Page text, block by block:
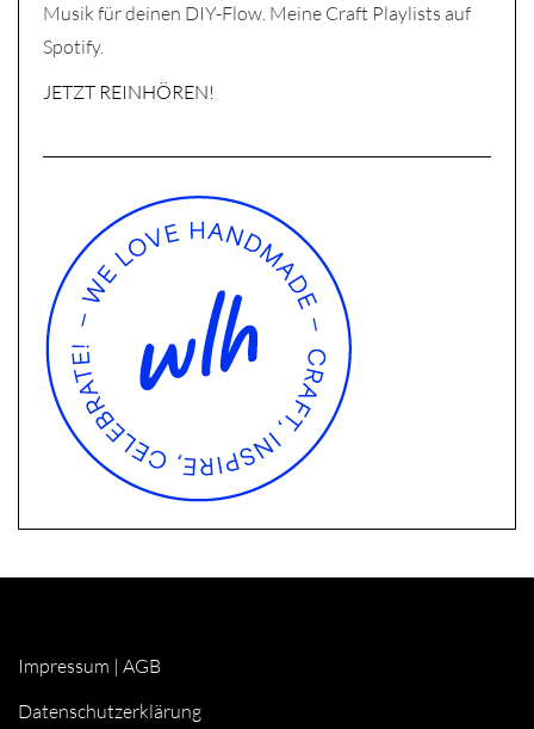
Musik für deinen DIY-Flow. Meine Craft Playlists auf
Spotify.
JETZT REINHÖREN!
Impressum | AGB
Datenschutzerklärung